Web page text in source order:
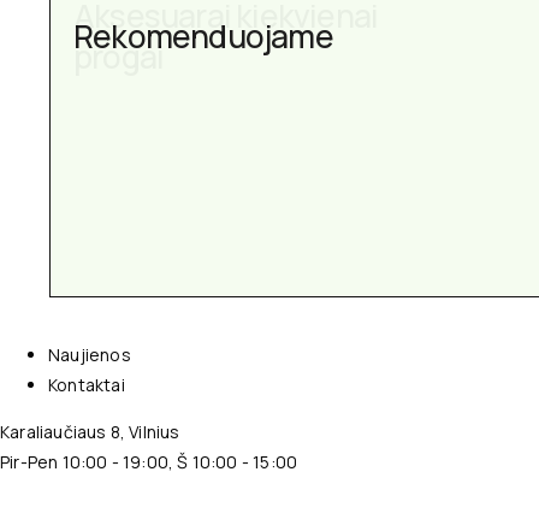
Rekomenduojame
Aksesuarai kiekvienai
progai
Naujienos
Kontaktai
Karaliaučiaus 8, Vilnius
Pir-Pen 10:00 - 19:00, Š 10:00 - 15:00